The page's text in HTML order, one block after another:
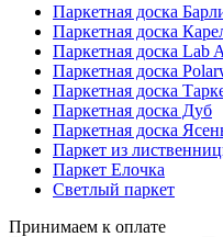
Паркетная доска
Паркетная доска
Паркетная доска Lab
Паркетная доска
Паркетная доска
Паркетная доска Дуб
Паркетная доска
Паркет из
Паркет Елочка
Светлый паркет
Принимаем к оплате